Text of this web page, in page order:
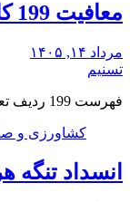
معافیت 199 کالای اساسی کشاورزی و دارو از پرداخت عوارض 1.2 درصدی واردات
مرداد ۱۴, ۱۴۰۵
تسنیم
فهرست 199 ردیف تعرفه کالاهای اساسی کشاورزی، دامپزشکی و دارو معاف از پرداخت 12 در هزار…
کشاورزی و
انسداد